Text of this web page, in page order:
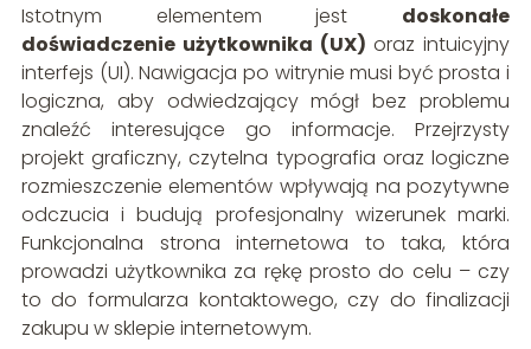
Istotnym elementem jest doskonałe
doświadczenie użytkownika (UX) oraz intuicyjny
interfejs (UI). Nawigacja po witrynie musi być prosta i
logiczna, aby odwiedzający mógł bez problemu
znaleźć interesujące go informacje. Przejrzysty
projekt graficzny, czytelna typografia oraz logiczne
rozmieszczenie elementów wpływają na pozytywne
odczucia i budują profesjonalny wizerunek marki.
Funkcjonalna strona internetowa to taka, która
prowadzi użytkownika za rękę prosto do celu – czy
to do formularza kontaktowego, czy do finalizacji
zakupu w sklepie internetowym.